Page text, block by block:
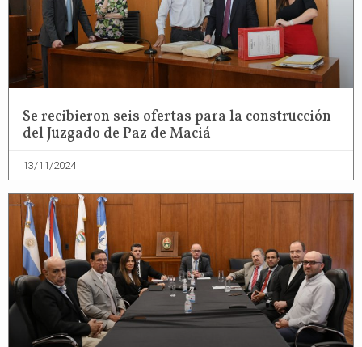
Se recibieron seis ofertas para la construcción
del Juzgado de Paz de Maciá
13/11/2024